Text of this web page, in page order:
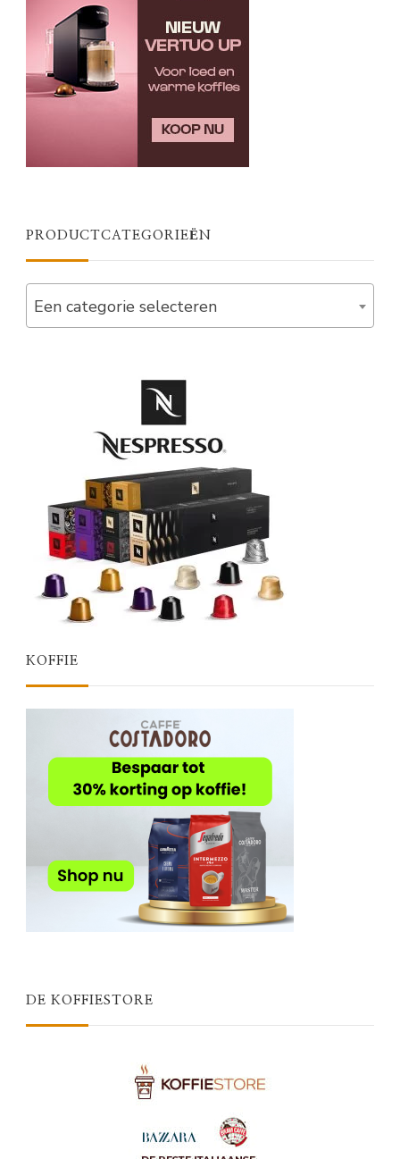
PRODUCTCATEGORIEËN
Een categorie selecteren
KOFFIE
DE KOFFIESTORE